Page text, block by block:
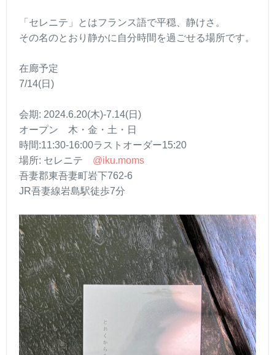
「セレニテ」とはフランス語で平穏、静けさ。
その名のとおり静かに自分時間を過ごせる場所です。
在廊予定
7/14(日)
会期: 2024.6.20(木)-7.14(日)
オープン 木・金・土・日
時間:11:30-16:00ラストオーダー15:20
場所: セレニテ @iku.moms
吾妻郡東吾妻町岩下762-6
JR吾妻線岩島駅徒歩7分